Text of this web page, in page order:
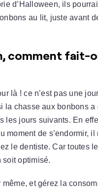
d’Halloween, ils
au lit, juste avant
comment fait-
là ! ce n’est pas une
la chasse aux bonbons
les jours suivants. En
moment de s’endormir,
le dentiste. Car toutes
soit optimisé.
et gérez la